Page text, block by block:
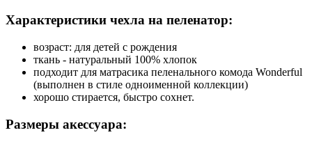
Характеристики чехла на пеленатор:
возраст: для детей с рождения
ткань - натуральный 100% хлопок
подходит для матрасика пеленального комода Wonderful
(выполнен в стиле одноименной коллекции)
хорошо стирается, быстро сохнет.
Размеры акессуара: